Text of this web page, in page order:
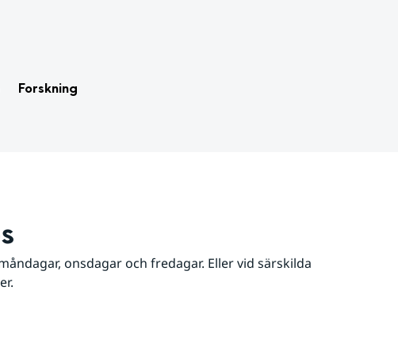
Forskning
onsdagar och fredagar. Eller vid särskilda